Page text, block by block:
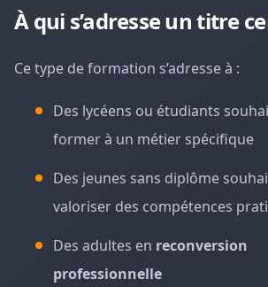
À qui s’adresse un titre
Ce type de formation s’adresse à :
Des lycéens ou étudiants
former à un métier spécifique
Des jeunes sans diplôme
valoriser des compétences
Des adultes en reconversion
professionnelle